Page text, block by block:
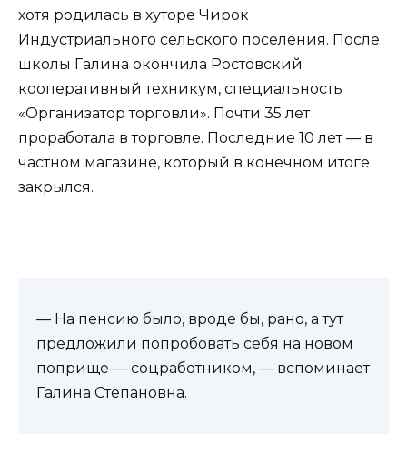
хотя родилась в хуторе Чирок
Индустриального сельского поселения. После
школы Галина окончила Ростовский
кооперативный техникум, специальность
«Организатор торговли». Почти 35 лет
проработала в торговле. Последние 10 лет — в
частном магазине, который в конечном итоге
закрылся.
— На пенсию было, вроде бы, рано, а тут
предложили попробовать себя на новом
поприще — соцработником, — вспоминает
Галина Степановна.